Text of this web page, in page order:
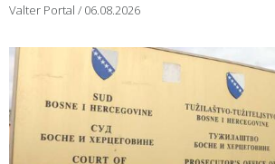
Valter Portal 06.08.2026